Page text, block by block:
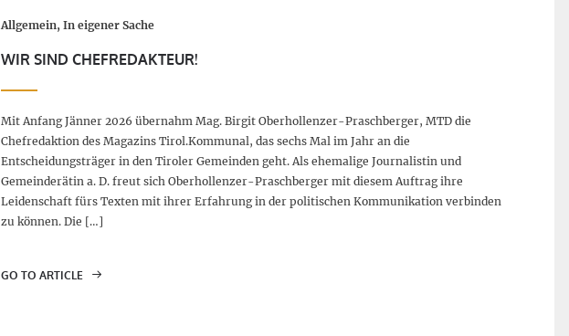
Allgemein, In eigener Sache
WIR SIND CHEFREDAKTEUR!
Mit Anfang Jänner 2026 übernahm Mag. Birgit Oberhollenzer-Praschberger, MTD die
Chefredaktion des Magazins Tirol.Kommunal, das sechs Mal im Jahr an die
Entscheidungsträger in den Tiroler Gemeinden geht. Als ehemalige Journalistin und
Gemeinderätin a. D. freut sich Oberhollenzer-Praschberger mit diesem Auftrag ihre
Leidenschaft fürs Texten mit ihrer Erfahrung in der politischen Kommunikation verbinden
zu können. Die […]
GO TO ARTICLE